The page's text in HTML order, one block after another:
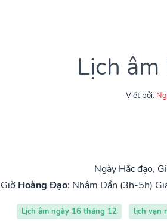
Lịch
Viết bởi:
Ngày Hắc đạo,
Giờ Hoàng Đạo: Nhâm Dần (3h-5h)
Lịch âm ngày 16 tháng 12 lịch vạn